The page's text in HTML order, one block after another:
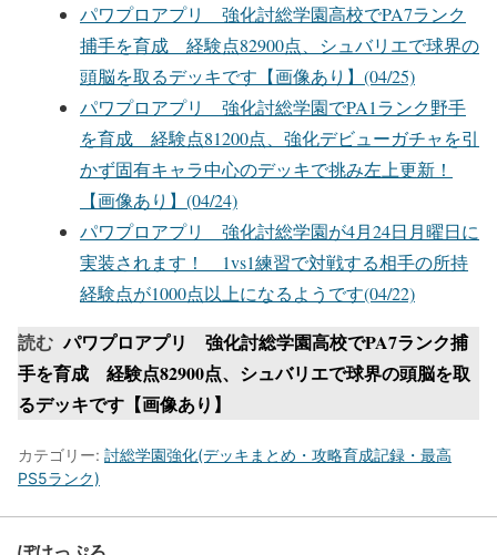
パワプロアプリ 強化討総学園高校でPA7ランク
捕手を育成 経験点82900点、シュバリエで球界の
頭脳を取るデッキです【画像あり】(04/25)
パワプロアプリ 強化討総学園でPA1ランク野手
を育成 経験点81200点、強化デビューガチャを引
かず固有キャラ中心のデッキで挑み左上更新！
【画像あり】(04/24)
パワプロアプリ 強化討総学園が4月24日月曜日に
実装されます！ 1vs1練習で対戦する相手の所持
経験点が1000点以上になるようです(04/22)
読む パワプロアプリ 強化討総学園高校でPA7ランク捕
手を育成 経験点82900点、シュバリエで球界の頭脳を取
るデッキです【画像あり】
カテゴリー: 討総学園強化(デッキまとめ・攻略育成記録・最高
PS5ランク)